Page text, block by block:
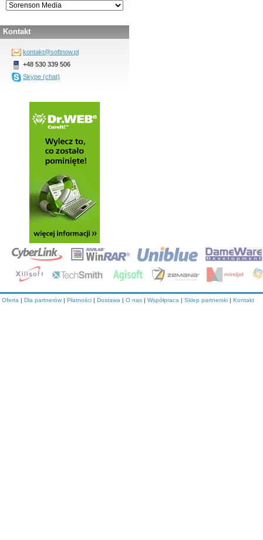
Kontakt
kontakt@softnow.pl
+48 530 339 506
Skype (chat)
Oferta | Dla partnerów | Płatności | Dostawa | O nas | Współpraca | Sklep partnerski | Kontakt